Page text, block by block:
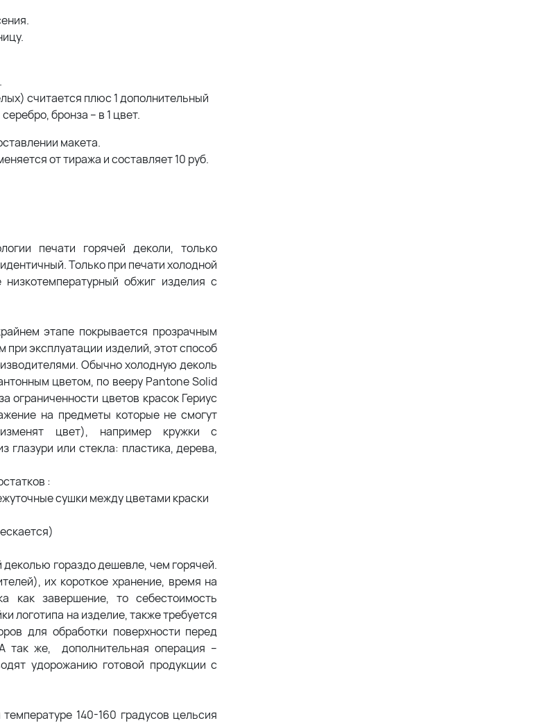
считается плюс 1 дополнительный
бронза – в 1 цвет.
макета.
от тиража и составляет 10 руб.
печати горячей деколи, только
Только при печати холодной
обжиг изделия с
этапе покрывается прозрачным
эксплуатации изделий, этот способ
Обычно холодную деколь
цветом, по вееру Pantone Solid
ограниченности цветов красок Гериус
на предметы которые не смогут
цвет), например кружки с
или стекла: пластика, дерева,
:
сушки между цветами краски
гораздо дешевле, чем горячей.
их короткое хранение, время на
как завершение, то себестоимость
логотипа на изделие, также требуется
для обработки поверхности перед
так же, дополнительная операция –
удорожанию готовой продукции с
140-160 градусов цельсия